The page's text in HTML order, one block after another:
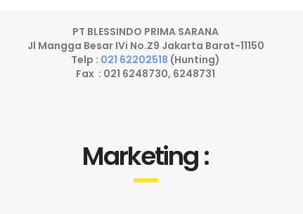
PT BLESSINDO PRIMA SARANA
Jl Mangga Besar IVi No.Z9 Jakarta Barat-11150
Telp : 021 62202518 (Hunting)
Fax : 021 6248730, 6248731
Marketing :